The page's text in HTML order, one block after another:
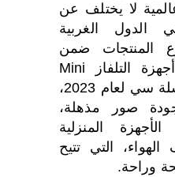
لا يختلف عن
الدول الغربية
المنتجات ضمن
التشكيلة الجديدة بين أجهزة التلفاز Mini
LED وQLED من السلسلة سي لعام 2023،
صور مذهلة،
المنزلية
التي تتيح
وراحة.